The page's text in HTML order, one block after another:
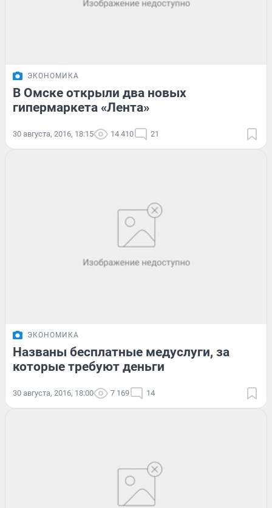
ЭКОНОМИКА
В Омске открыли два новых
гипермаркета «Лента»
30 августа, 2016, 18:15 14 410 21
ЭКОНОМИКА
Названы бесплатные медуслуги, за
которые требуют деньги
30 августа, 2016, 18:00 7 169 14